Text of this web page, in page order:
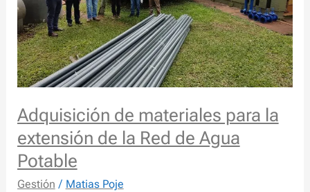
Adquisición de materiales para la
extensión de la Red de Agua
Potable
Gestión / Matias Poje
la
Red
de
Agua
Potable